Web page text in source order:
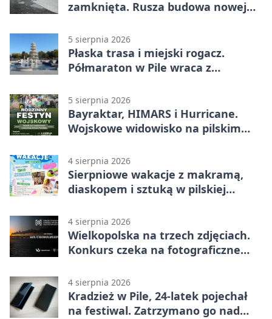
zamknięta. Rusza budowa nowej
5 sierpnia 2026
Płaska trasa i miejski rogacz.
Półmaraton w Pile wraca z
5 sierpnia 2026
Bayraktar, HIMARS i Hurricane.
Wojskowe widowisko na pilskim
4 sierpnia 2026
Sierpniowe wakacje z makramą,
diaskopem i sztuką w pilskiej
4 sierpnia 2026
Wielkopolska na trzech zdjęciach.
Konkurs czeka na fotograficzne
4 sierpnia 2026
Kradzież w Pile, 24-latek pojechał
na festiwal. Zatrzymano go nad